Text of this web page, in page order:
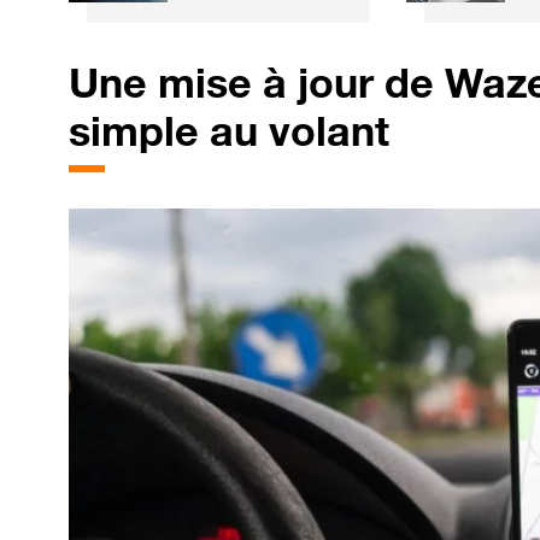
mondiales
Une mise à jour de
simple au volant